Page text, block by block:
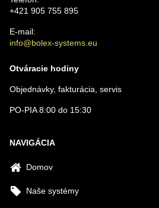
+421 905 755 895
E-mail:
info@bolex-systems.eu
Otváracie hodiny
Objednávky, fakturácia, servis
PO-PIA 8:00 do 15:30
NAVIGÁCIA
Domov
Naše systémy